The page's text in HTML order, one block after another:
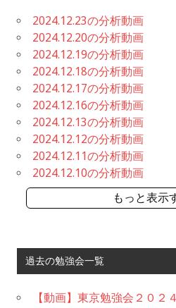
2024.12.23の分析動画
2024.12.20の分析動画
2024.12.19の分析動画
2024.12.18の分析動画
2024.12.17の分析動画
2024.12.16の分析動画
2024.12.13の分析動画
2024.12.12の分析動画
2024.12.11の分析動画
2024.12.10の分析動画
もっと表示
過去の勉強会一覧
【動画】東京勉強会２０２